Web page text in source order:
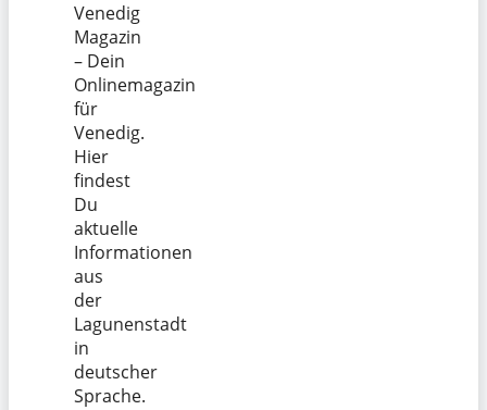
Venedig
Magazin
– Dein
Onlinemagazin
für
Venedig.
Hier
findest
Du
aktuelle
Informationen
aus
der
Lagunenstadt
in
deutscher
Sprache.